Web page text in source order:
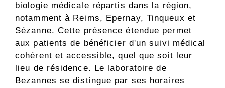
biologie médicale répartis dans la région,
notamment à Reims, Epernay, Tinqueux et
Sézanne. Cette présence étendue permet
aux patients de bénéficier d'un suivi médical
cohérent et accessible, quel que soit leur
lieu de résidence. Le laboratoire de
Bezannes se distingue par ses horaires